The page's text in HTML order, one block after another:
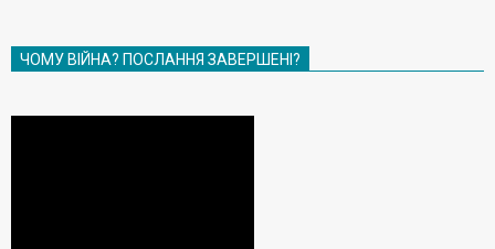
ЧОМУ ВІЙНА? ПОСЛАННЯ ЗАВЕРШЕНІ?